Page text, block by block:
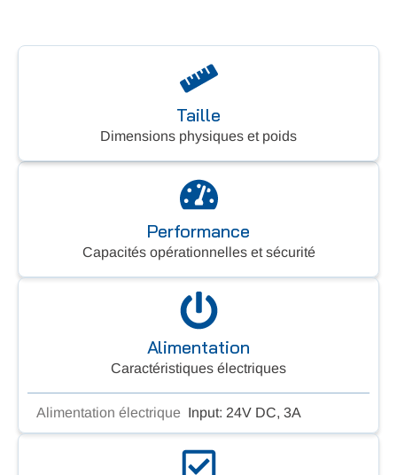
Performance
Capacités opérationnelles et sécurité
Taille
Dimensions physiques et poids
Alimentation
Caractéristiques électriques
Alimentation électrique Input: 24V DC, 3A